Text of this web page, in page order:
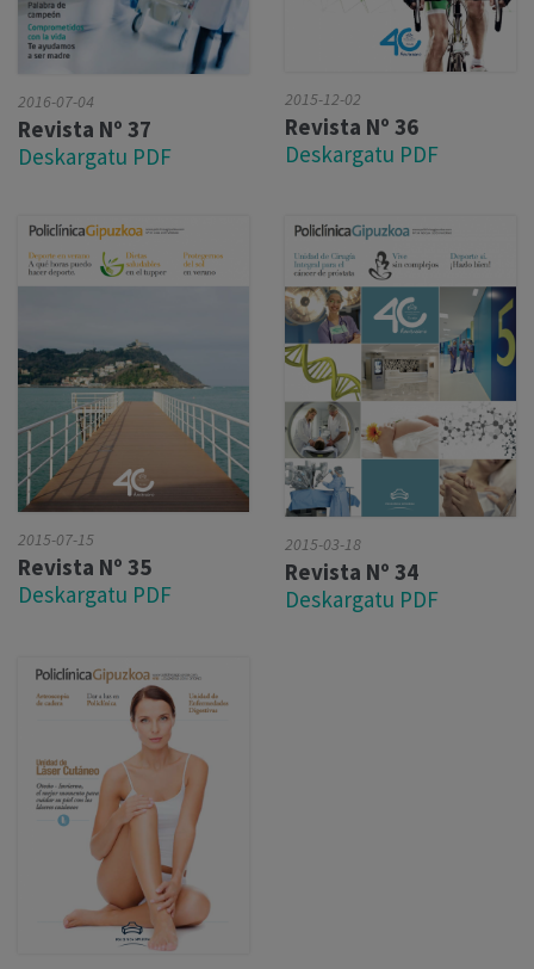
2016-07-04
Revista Nº 37
Deskargatu PDF
2015-12-02
Revista Nº 36
Deskargatu PDF
2015-07-15
Revista Nº 35
Deskargatu PDF
2015-03-18
Revista Nº 34
Deskargatu PDF